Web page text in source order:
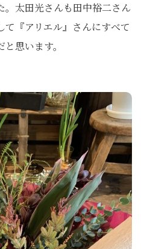
。太田光さんも田中裕二さん
て『アリエル』さんにすべて
思います。